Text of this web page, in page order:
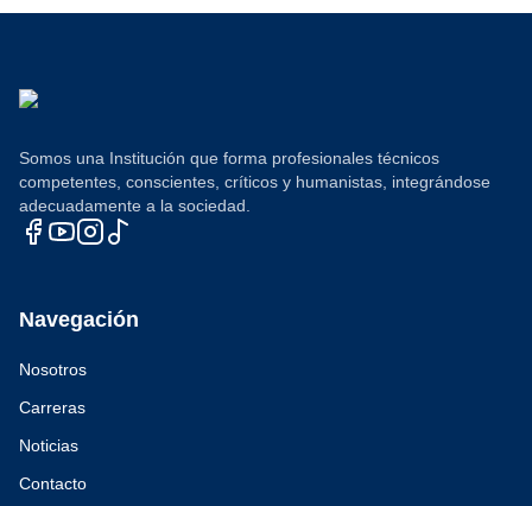
Somos una Institución que forma profesionales técnicos
competentes, conscientes, críticos y humanistas, integrándose
adecuadamente a la sociedad.
Navegación
Nosotros
Carreras
Noticias
Contacto